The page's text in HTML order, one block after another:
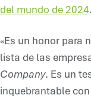
del mundo de 2024.
«Es un honor para
lista de las
Company. Es un
inquebrantable